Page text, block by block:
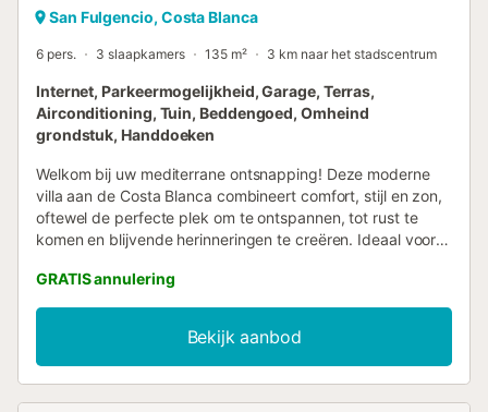
San Fulgencio, Costa Blanca
6 pers. 3 slaapkamers 135 m² 3 km naar het stadscentrum
Internet, Parkeermogelijkheid, Garage, Terras,
Airconditioning, Tuin, Beddengoed, Omheind
grondstuk, Handdoeken
Welkom bij uw mediterrane ontsnapping! Deze moderne
villa aan de Costa Blanca combineert comfort, stijl en zon,
oftewel de perfecte plek om te ontspannen, tot rust te
komen en blijvende herinneringen te creëren. Ideaal voor
voor een gemakkelijk leven, met een verlicht
privézwembad, een zonovergoten terras en een lichte,
zorgvuldig ingerichte interieur dat u uitnodigt om te
ontspannen vanaf het moment dat u aankomt. Binnen is de
ruime woonkamer voorzien van een ingebouwde
GRATIS annulering
Bekijk aanbod